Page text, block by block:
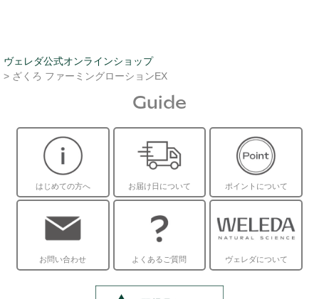
ヴェレダ公式オンラインショップ
> ざくろ ファーミングローションEX
Guide
はじめての方へ お届け日について ポイントについて
お問い合わせ よくあるご質問 ヴェレダについて